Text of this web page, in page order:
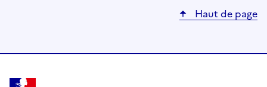
Haut de page